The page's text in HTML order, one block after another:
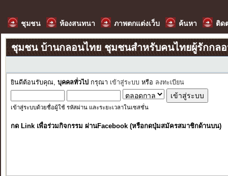
ชุมชน ห้องสนทนา ภาพตกแต่งเว็บ ค้นหา ติด
ชุมชน บ้านกลอนไทย ชุมชนสำหรับคนไทยผู้รักกล
ยินดีต้อนรับคุณ, บุคคลทั่วไป กรุณา เข้าสู่ระบบ หรือ ลงทะเบียน
เข้าสู่ระบบด้วยชื่อผู้ใช้ รหัสผ่าน และระยะเวลาในเซสชั่น
กด Link เพื่อร่วมกิจกรรม ผ่านFacebook (หรือกดปุ่มสมัครสมาชิกด้านบน)